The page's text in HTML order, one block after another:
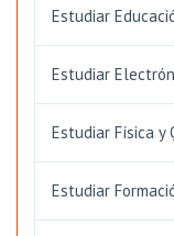
Estudiar
Estudiar
Estudiar Física y
Estudiar